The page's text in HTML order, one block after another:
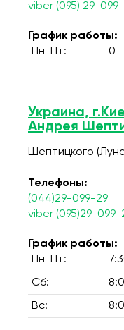
viber (095) 29-
График работы:
Пн-Пт:
0
Украина,
Андрея
Шептицкого
Телефоны:
(044)29-099-29
viber (095)29-099-
График работы:
Пн-Пт:
Сб:
Вс: